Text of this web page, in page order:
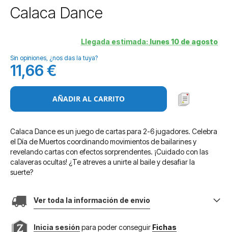
Saltar
al
galería
de
imágenes
Calaca Dance
Llegada estimada: lunes 10 de agosto
Sin opiniones, ¿nos das la tuya?
11,66 €
AÑADIR AL CARRITO
Calaca Dance es un juego de cartas para 2-6 jugadores. Celebra
el Día de Muertos coordinando movimientos de bailarines y
revelando cartas con efectos sorprendentes. ¡Cuidado con las
calaveras ocultas! ¿Te atreves a unirte al baile y desafiar la
suerte?
Ver toda la información de envio
Inicia sesión para poder conseguir Fichas